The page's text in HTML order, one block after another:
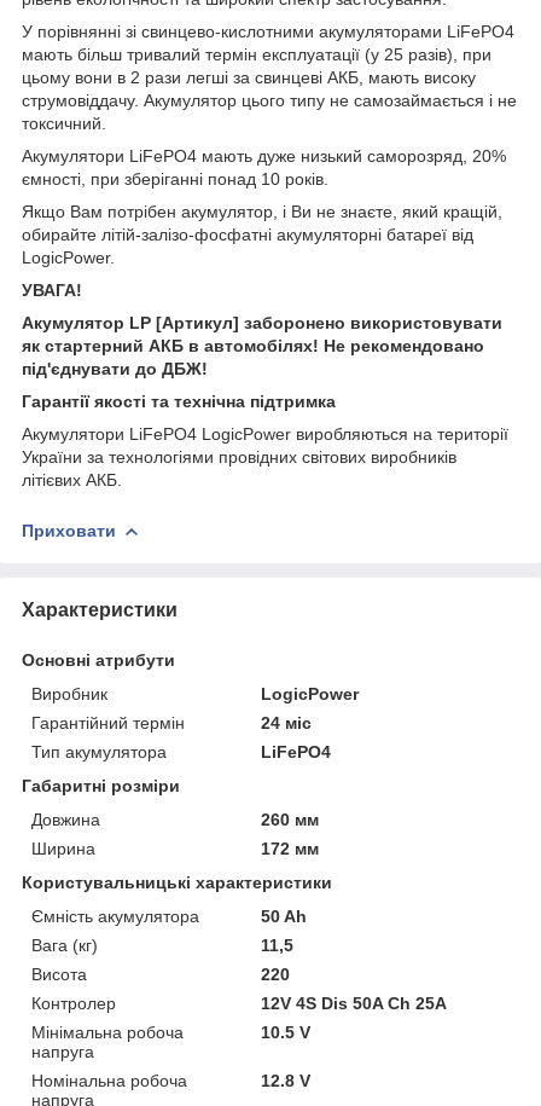
У порівнянні зі свинцево-кислотними акумуляторами LiFePO4
мають більш тривалий термін експлуатації (у 25 разів), при
цьому вони в 2 рази легші за свинцеві АКБ, мають високу
струмовіддачу. Акумулятор цього типу не самозаймається і не
токсичний.
Акумулятори LiFePO4 мають дуже низький саморозряд, 20%
ємності, при зберіганні понад 10 років.
Якщо Вам потрібен акумулятор, і Ви не знаєте, який кращій,
обирайте літій-залізо-фосфатні акумуляторні батареї від
LogicPower.
УВАГА!
Акумулятор LP [Артикул] заборонено використовувати
як стартерний АКБ в автомобілях! Не рекомендовано
під'єднувати до ДБЖ!
Гарантії якості та технічна підтримка
Акумулятори LiFePO4 LogicPower виробляються на території
України за технологіями провідних світових виробників
літієвих АКБ.
Приховати
Характеристики
Основні атрибути
Виробник
LogicPower
Гарантійний термін
24 міс
Тип акумулятора
LiFePO4
Габаритні розміри
Довжина
260 мм
Ширина
172 мм
Користувальницькі характеристики
Ємність акумулятора
50 Ah
Вага (кг)
11,5
Висота
220
Контролер
12V 4S Dis 50A Ch 25А
Мінімальна робоча
напруга
10.5 V
Номінальна робоча
напруга
12.8 V